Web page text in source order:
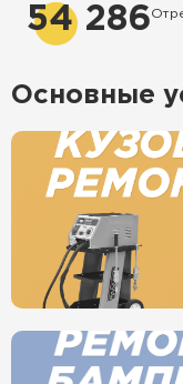
54 286
Основные